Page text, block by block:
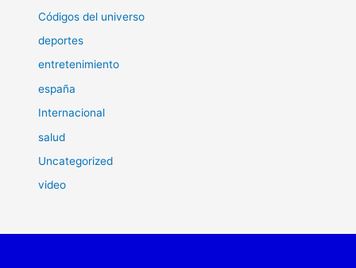
Códigos del universo
deportes
entretenimiento
españa
Internacional
salud
Uncategorized
video